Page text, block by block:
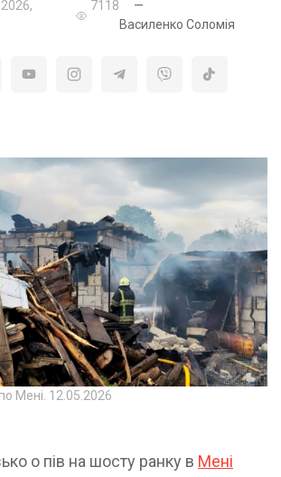
7118
—
Василенко Соломія
Мені. 12.05.2026
о пів на шосту ранку в Мені